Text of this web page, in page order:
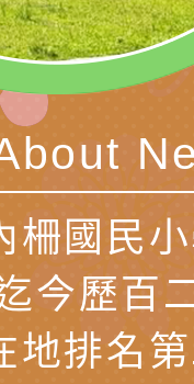
計畫(
教育及
中小職
，參訪
技能競
「115
府LED
播影（
部社會
健康署
產婦（
明1份
中華民
稱該
視界同
系列講
府家庭
課程資
處115
播放表
聞傳播
柵國民
今歷百
地排名